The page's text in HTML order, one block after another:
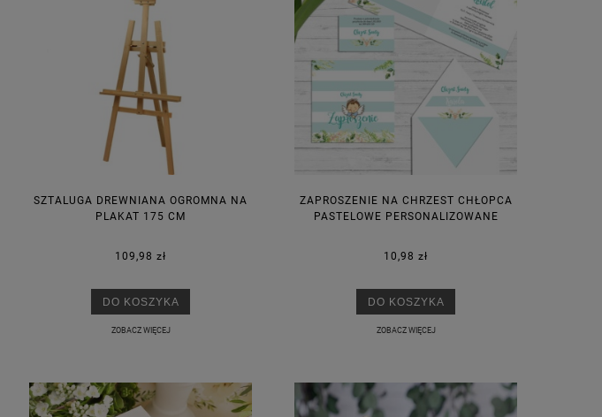
Cena regularna:
7,30 zł
Najniższa cena:
7,30 zł
DO KOSZYKA
SZTALUGA DREWNIANA OGROMNA NA
PLAKAT 175 CM
109,98 zł
DO KOSZYKA
ZOBACZ WIĘCEJ
ZAPROSZENIE NA CHRZEST CHŁOPCA
PASTELOWE PERSONALIZOWANE
10,98 zł
DO KOSZYKA
ZOBACZ WIĘCEJ